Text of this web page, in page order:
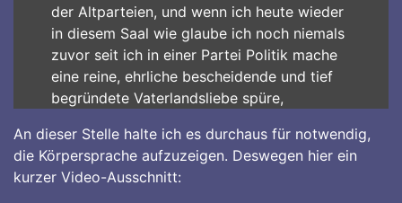
der Altparteien, und wenn ich heute wieder
in diesem Saal wie glaube ich noch niemals
zuvor seit ich in einer Partei Politik mache
eine reine, ehrliche bescheidende und tief
begründete Vaterlandsliebe spüre,
An dieser Stelle halte ich es durchaus für notwendig,
die Körpersprache aufzuzeigen. Deswegen hier ein
kurzer Video-Ausschnitt: